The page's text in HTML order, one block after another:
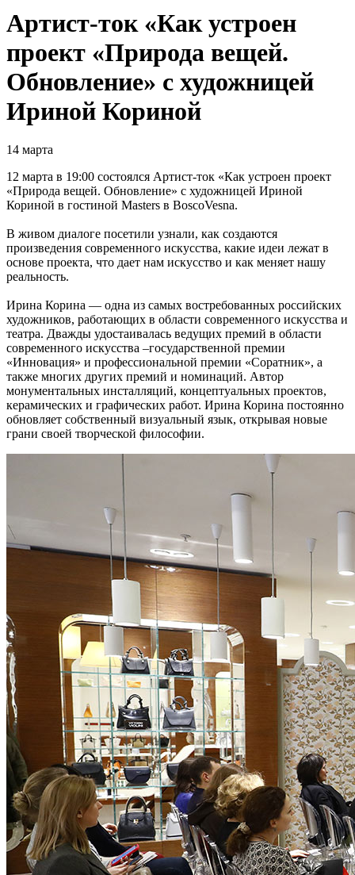
Артист-ток «Как устроен
проект «Природа вещей.
Обновление» с художницей
Ириной Кориной
14 марта
12 марта в 19:00 состоялся Артист-ток «Как устроен проект
«Природа вещей. Обновление» с художницей Ириной
Кориной в гостиной Masters в BoscoVesna.
В живом диалоге посетили узнали, как создаются
произведения современного искусства, какие идеи лежат в
основе проекта, что дает нам искусство и как меняет нашу
реальность.
Ирина Корина — одна из самых востребованных российских
художников, работающих в области современного искусства и
театра. Дважды удостаивалась ведущих премий в области
современного искусства –государственной премии
«Инновация» и профессиональной премии «Соратник», а
также многих других премий и номинаций. Автор
монументальных инсталляций, концептуальных проектов,
керамических и графических работ. Ирина Корина постоянно
обновляет собственный визуальный язык, открывая новые
грани своей творческой философии.